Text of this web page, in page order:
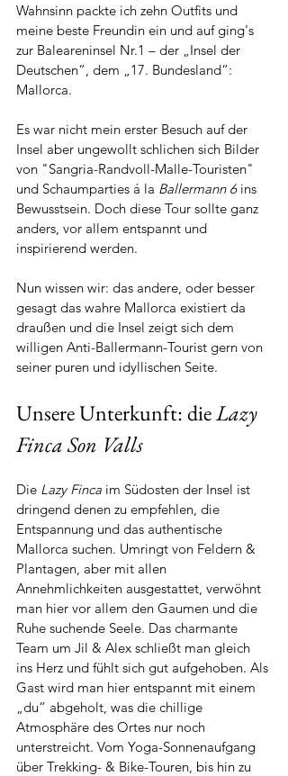
Wahnsinn packte ich zehn Outfits und
meine beste Freundin ein und auf ging's
zur Baleareninsel Nr.1 – der „Insel der
Deutschen“, dem „17. Bundesland“:
Mallorca.
Es war nicht mein erster Besuch auf der
Insel aber ungewollt schlichen sich Bilder
von "Sangria-Randvoll-Malle-Touristen"
und Schaumparties á la Ballermann 6 ins
Bewusstsein. Doch diese Tour sollte ganz
anders, vor allem entspannt und
inspirierend werden.
Nun wissen wir: das andere, oder besser
gesagt das wahre Mallorca existiert da
draußen und die Insel zeigt sich dem
willigen Anti-Ballermann-Tourist gern von
seiner puren und idyllischen Seite.
Unsere Unterkunft: die Lazy
Finca Son Valls
Die Lazy Finca im Südosten der Insel ist
dringend denen zu empfehlen, die
Entspannung und das authentische
Mallorca suchen. Umringt von Feldern &
Plantagen, aber mit allen
Annehmlichkeiten ausgestattet, verwöhnt
man hier vor allem den Gaumen und die
Ruhe suchende Seele. Das charmante
Team um Jil & Alex schließt man gleich
ins Herz und fühlt sich gut aufgehoben. Als
Gast wird man hier entspannt mit einem
„du“ abgeholt, was die chillige
Atmosphäre des Ortes nur noch
unterstreicht. Vom Yoga-Sonnenaufgang
über Trekking- & Bike-Touren, bis hin zu